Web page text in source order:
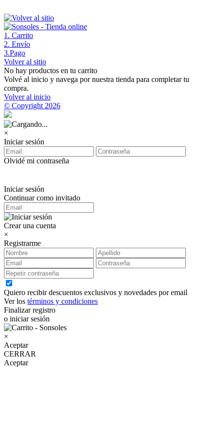
1 . Carrito
2. Envío
3.Pago
Volver al sitio
No hay productos en tu carrito
Volvé al inicio y navega por nuestra tienda para completar tu
compra.
Volver al inicio
© Copyright 2026
×
Iniciar sesión
Olvidé mi contraseña
Iniciar sesión
Continuar como invitado
Crear una cuenta
×
Registrarme
Quiero recibir descuentos exclusivos y novedades por email
Ver los términos y condiciones
Finalizar registro
o iniciar sesión
×
Aceptar
CERRAR
Aceptar